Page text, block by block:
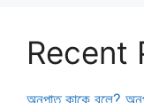
Recent
অনুপাত কাকে বলে?